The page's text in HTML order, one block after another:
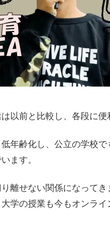
以前と比較し、各段に便
年齢化し、公立の学校
ます。
離せない関係になってき
学の授業も今もオンラ